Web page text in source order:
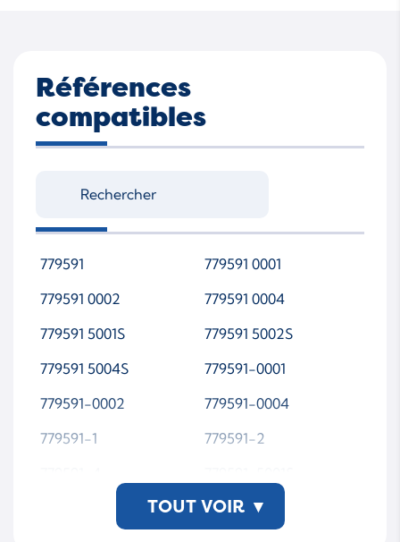
Références
compatibles
779591
779591 0001
779591 0002
779591 0004
779591 5001S
779591 5002S
779591 5004S
779591-0001
779591-0002
779591-0004
779591-1
779591-2
779591-5004S
TOUT VOIR ▾